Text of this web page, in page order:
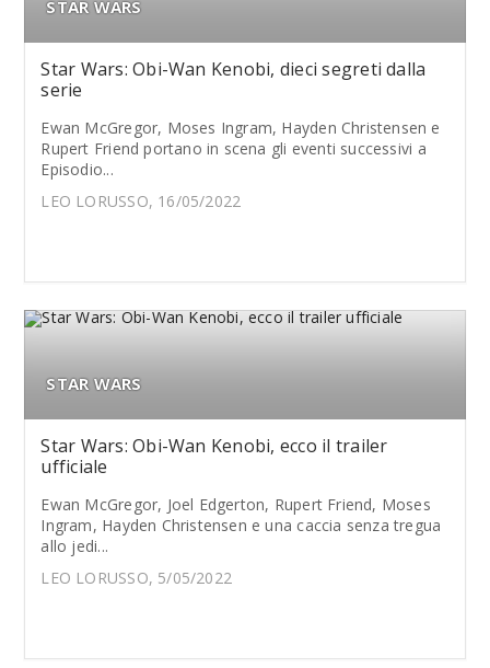
STAR WARS
Star Wars: Obi-Wan Kenobi, dieci segreti dalla
serie
Ewan McGregor, Moses Ingram, Hayden Christensen e
Rupert Friend portano in scena gli eventi successivi a
Episodio...
LEO LORUSSO, 16/05/2022
STAR WARS
Star Wars: Obi-Wan Kenobi, ecco il trailer
ufficiale
Ewan McGregor, Joel Edgerton, Rupert Friend, Moses
Ingram, Hayden Christensen e una caccia senza tregua
allo jedi...
LEO LORUSSO, 5/05/2022